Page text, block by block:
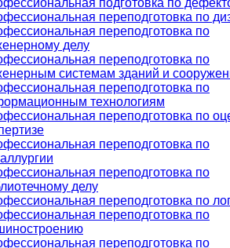
переподготовка по
переподготовка по
делу
переподготовка по
системам зданий и
переподготовка по
технологиям
переподготовка по
переподготовка по
переподготовка по
делу
переподготовка по
переподготовка по
переподготовка по